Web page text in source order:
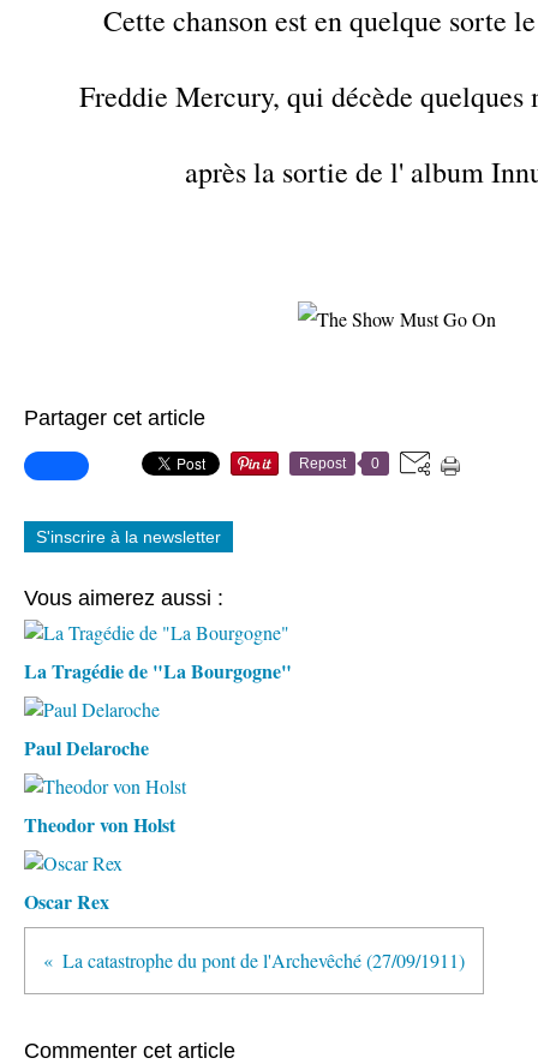
Cette chanson est en quelque sorte
Freddie Mercury, qui décède quelques
après la sortie de l' album
Partager cet article
Repost 0
S'inscrire à la newsletter
Vous aimerez aussi :
La Tragédie de "La Bourgogne"
Paul Delaroche
Theodor von Holst
Oscar Rex
La catastrophe du pont de l'Archevêché (27/09/1911)
Commenter cet article